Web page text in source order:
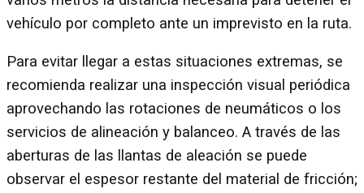
vehículo por completo ante un imprevisto en la ruta.
Para evitar llegar a estas situaciones extremas, se
recomienda realizar una inspección visual periódica
aprovechando las rotaciones de neumáticos o los
servicios de alineación y balanceo. A través de las
aberturas de las llantas de aleación se puede
observar el espesor restante del material de fricción;